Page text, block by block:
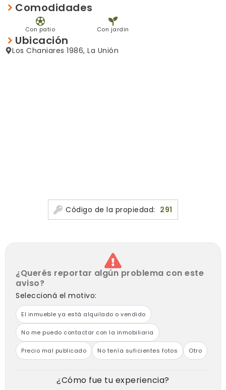
Comodidades
Con patio Con jardin
Ubicación
Los Chaniares 1986, La Unión
Código de la propiedad: 291
¿Querés reportar algún problema con este
aviso?
Seleccioná el motivo:
El inmueble ya está alquilado o vendido
No me puedo contactar con la inmobiliaria
Precio mal publicado No tenía suficientes fotos Otro
¿Cómo fue tu experiencia?